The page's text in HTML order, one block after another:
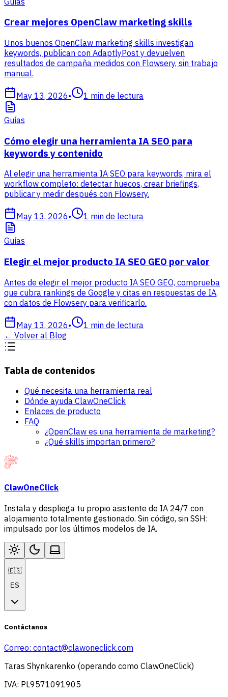
Crear mejores OpenClaw marketing skills
Unos buenos OpenClaw marketing skills investigan
keywords, publican con AdaptlyPost y devuelven
resultados de campaña medidos con Flowsery, sin trabajo
manual.
May 13, 2026• 1 min de lectura
Guías
Cómo elegir una herramienta IA SEO para
keywords y contenido
Al elegir una herramienta IA SEO para keywords, mira el
workflow completo: detectar huecos, crear briefings,
publicar y medir después con Flowsery.
May 13, 2026• 1 min de lectura
Guías
Elegir el mejor producto IA SEO GEO por valor
Antes de elegir el mejor producto IA SEO GEO, comprueba
que cubra rankings de Google y citas en respuestas de IA,
con datos de Flowsery para verificarlo.
May 13, 2026• 1 min de lectura
← Volver al Blog
Tabla de contenidos
Qué necesita una herramienta real
Dónde ayuda ClawOneClick
Enlaces de producto
FAQ
¿OpenClaw es una herramienta de marketing?
¿Qué skills importan primero?
ClawOneClick
Instala y despliega tu propio asistente de IA 24/7 con
alojamiento totalmente gestionado. Sin código, sin SSH:
impulsado por los últimos modelos de IA.
🇪🇸
ES
Contáctanos
Correo: contact@clawoneclick.com
Taras Shynkarenko (operando como ClawOneClick)
IVA: PL9571091905